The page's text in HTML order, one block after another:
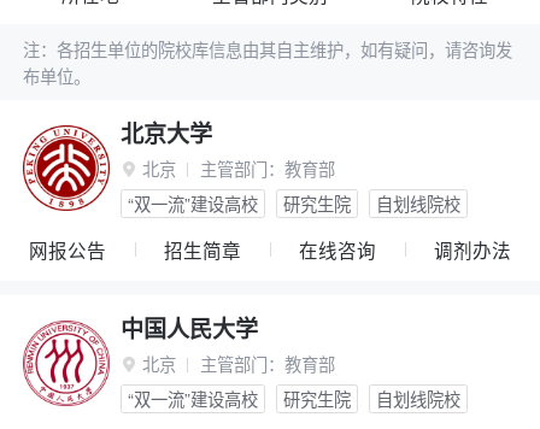
注：各招生单位的院校库信息由其自主维护，如有疑问，请咨询发
布单位。
北京大学
 北京 主管部门： 教育部
“双一流”建设高校
研究生院 自划线院校
网报公告 招生简章 在线咨询 调剂办法
中国人民大学
 北京 主管部门： 教育部
“双一流”建设高校
研究生院 自划线院校